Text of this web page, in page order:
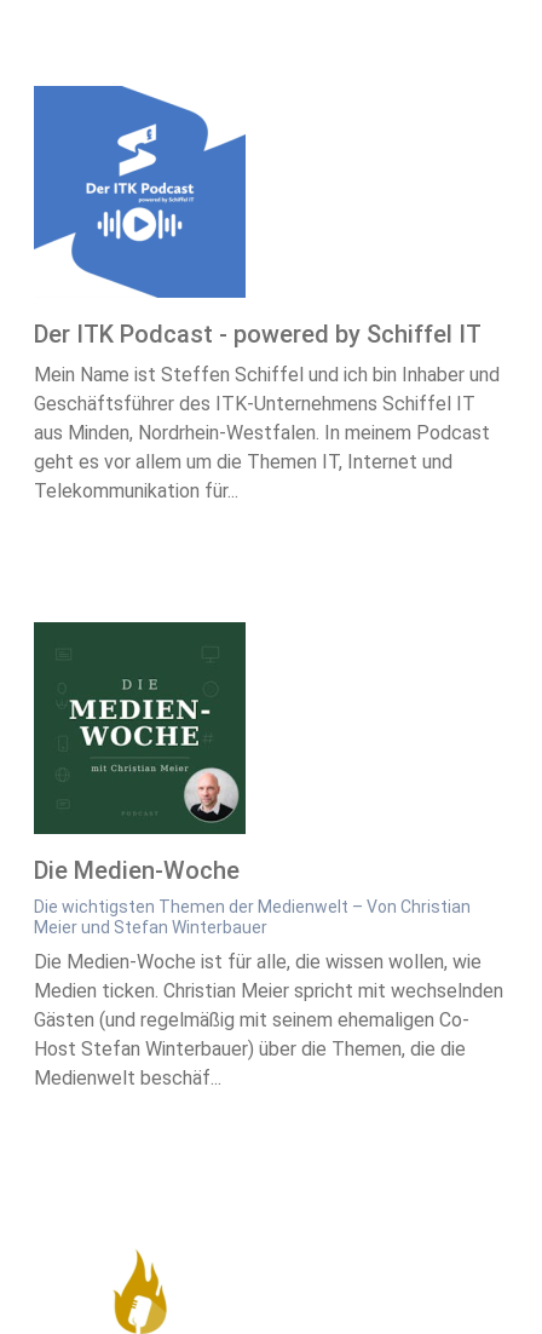
Der ITK Podcast - powered by Schiffel IT
Mein Name ist Steffen Schiffel und ich bin Inhaber und
Geschäftsführer des ITK-Unternehmens Schiffel IT
aus Minden, Nordrhein-Westfalen. In meinem Podcast
geht es vor allem um die Themen IT, Internet und
Telekommunikation für...
Die Medien-Woche
Die wichtigsten Themen der Medienwelt – Von Christian
Meier und Stefan Winterbauer
Die Medien-Woche ist für alle, die wissen wollen, wie
Medien ticken. Christian Meier spricht mit wechselnden
Gästen (und regelmäßig mit seinem ehemaligen Co-
Host Stefan Winterbauer) über die Themen, die die
Medienwelt beschäf...